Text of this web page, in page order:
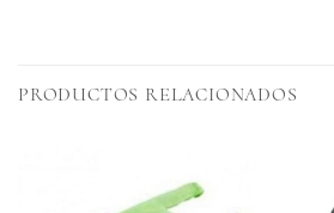
PRODUCTOS RELACIONADOS